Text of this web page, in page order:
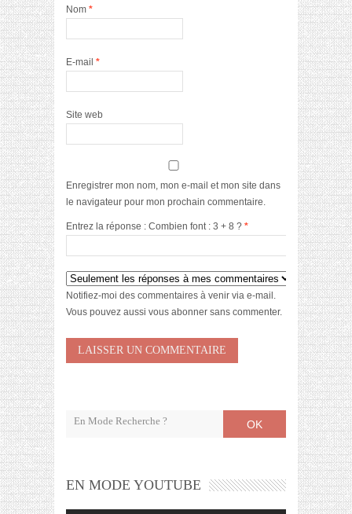
Nom *
E-mail *
Site web
Enregistrer mon nom, mon e-mail et mon site dans
le navigateur pour mon prochain commentaire.
Entrez la réponse : Combien font : 3 + 8 ? *
Notifiez-moi des commentaires à venir via e-mail.
Vous pouvez aussi vous abonner sans commenter.
OK
EN MODE YOUTUBE